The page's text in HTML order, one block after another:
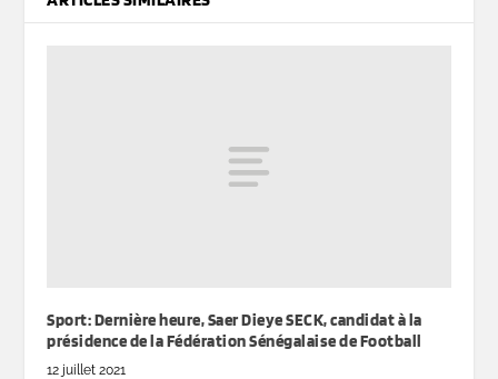
Sport: Dernière heure, Saer Dieye SECK, candidat à la
présidence de la Fédération Sénégalaise de Football
12 juillet 2021